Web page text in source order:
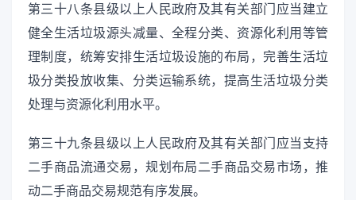
第三十八条县级以上人民政府及其有关部门应当建立
健全生活垃圾源头减量、全程分类、资源化利用等管
理制度，统筹安排生活垃圾设施的布局，完善生活垃
圾分类投放收集、分类运输系统，提高生活垃圾分类
处理与资源化利用水平。
第三十九条县级以上人民政府及其有关部门应当支持
二手商品流通交易，规划布局二手商品交易市场，推
动二手商品交易规范有序发展。